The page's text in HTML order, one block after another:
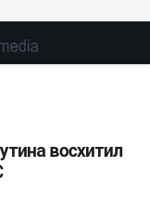
восхитил